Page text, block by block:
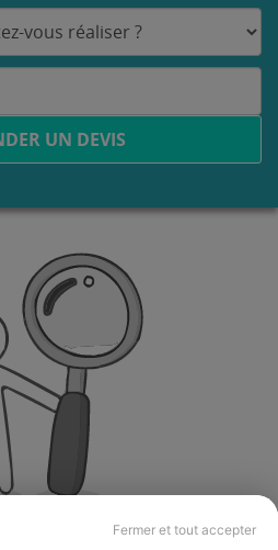
Fermer et tout accepter
UN DEVIS